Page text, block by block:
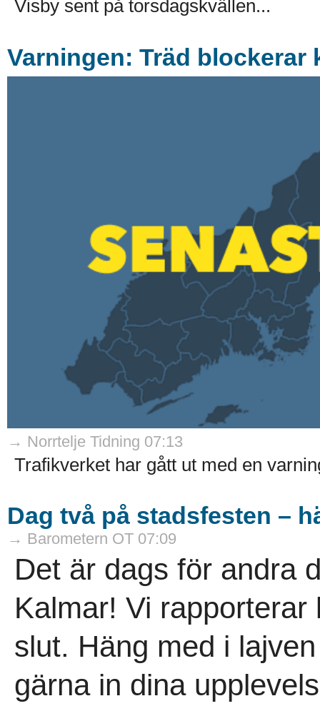
Visby sent på torsdagskvällen...
Varningen: Träd blockerar
→ Norrtelje Tidning 07:13
Trafikverket har gått ut med en
Dag två på stadsfesten –
→ Barometern OT 07:09
Det är dags för andra
Kalmar! Vi
slut. Häng med i
gärna in dina